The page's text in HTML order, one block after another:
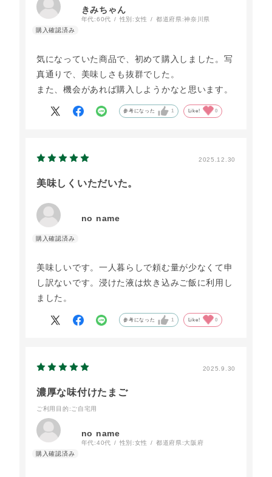
きみちゃん
年代:60代 性別:女性 都道府県:神奈川県
気になっていた商品で、初めて購入しました。写
真通りで、美味しさも抜群でした。
また、機会があれば購入しようかなと思います。
参考になった 1 Like! 0
2025.12.30
美味しくいただいた。
no name
美味しいです。一人暮らしで頼む量が少なくて申
し訳ないです。浸けた液は炊き込みご飯に利用し
ました。
参考になった 1 Like! 0
2025.9.30
濃厚な味付けたまご
ご利用目的 :ご自宅用
no name
年代:40代 性別:女性 都道府県:大阪府